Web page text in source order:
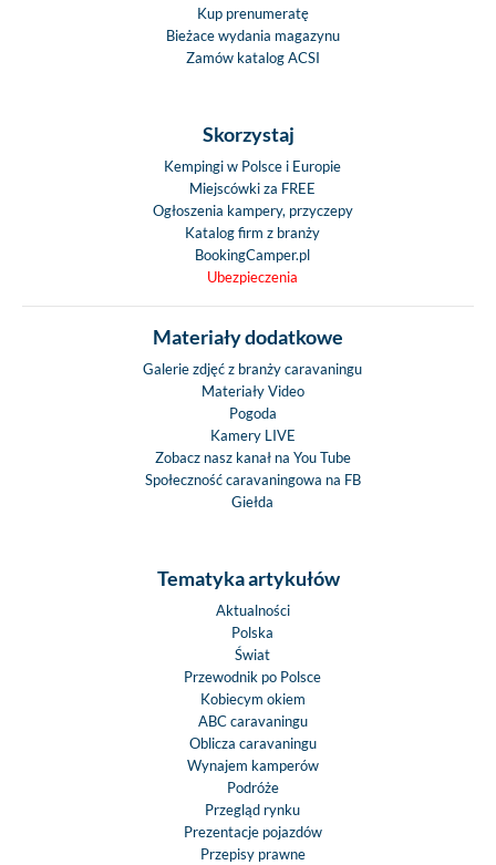
Kup prenumeratę
Bieżace wydania magazynu
Zamów katalog ACSI
Skorzystaj
Kempingi w Polsce i Europie
Miejscówki za FREE
Ogłoszenia kampery, przyczepy
Katalog firm z branży
BookingCamper.pl
Ubezpieczenia
Materiały dodatkowe
Galerie zdjęć z branży caravaningu
Materiały Video
Pogoda
Kamery LIVE
Zobacz nasz kanał na You Tube
Społeczność caravaningowa na FB
Giełda
Tematyka artykułów
Aktualności
Polska
Świat
Przewodnik po Polsce
Kobiecym okiem
ABC caravaningu
Oblicza caravaningu
Wynajem kamperów
Podróże
Przegląd rynku
Prezentacje pojazdów
Przepisy prawne